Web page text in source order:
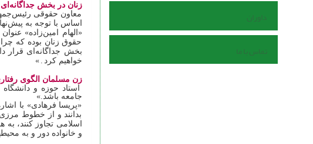
داوران
تماس با ما
زنان در بخش
معاون حقوقی
اساس با توجه به
«الهام امین‌زاده»
حقوق زنان بوده که
بخش جداگانه‌ای قرار
خواهیم کرد .
»
زن مسلمان الگوی
استاد حوزه و
جامعه باشد.»
«پریسا فرهادی» با
بدانند و از خطوط
اسلامی تجاوز کنند، به
و خانواده دور و به